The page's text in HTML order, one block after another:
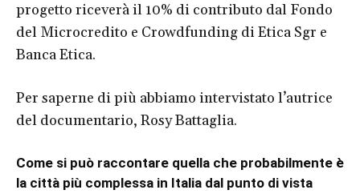
progetto riceverà il 10% di contributo dal Fondo
del Microcredito e Crowdfunding di Etica Sgr e
Banca Etica.
Per saperne di più abbiamo intervistato l’autrice
del documentario, Rosy Battaglia.
Come si può raccontare quella che probabilmente è
la città più complessa in Italia dal punto di vista